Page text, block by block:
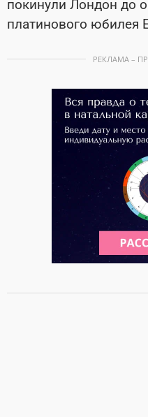
покинули Лондон до
платинового юбилея
РЕКЛАМА –